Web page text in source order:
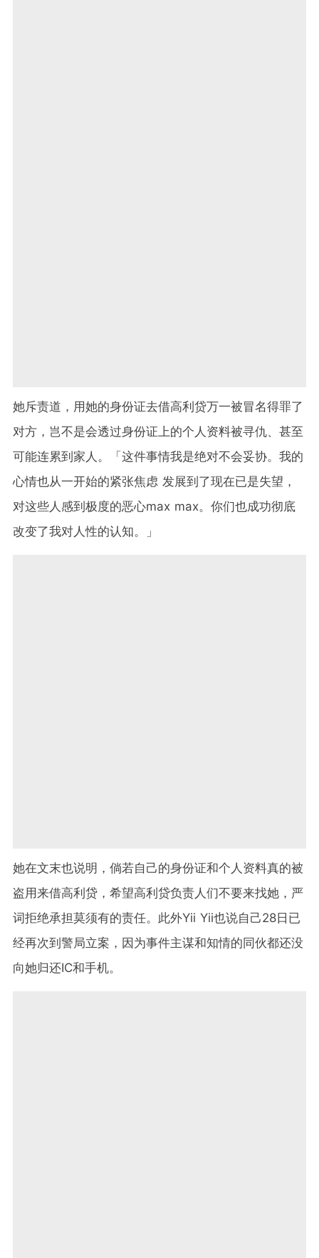
她斥责道，用她的身份证去借高利贷万一被冒名得罪了
对方，岂不是会透过身份证上的个人资料被寻仇、甚至
可能连累到家人。「这件事情我是绝对不会妥协。我的
心情也从一开始的紧张焦虑 发展到了现在已是失望，
对这些人感到极度的恶心max max。你们也成功彻底
改变了我对人性的认知。」
她在文末也说明，倘若自己的身份证和个人资料真的被
盗用来借高利贷，希望高利贷负责人们不要来找她，严
词拒绝承担莫须有的责任。此外Yii Yii也说自己28日已
经再次到警局立案，因为事件主谋和知情的同伙都还没
向她归还IC和手机。